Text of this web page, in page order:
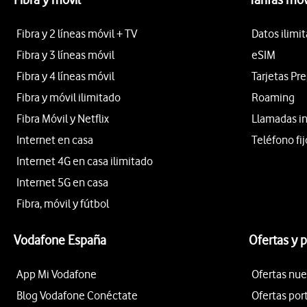
Fibra y 2 líneas móvil + TV
Fibra y 3 líneas móvil
Fibra y 4 líneas móvil
Fibra y móvil ilimitado
Fibra Móvil y Netflix
Internet en casa
Internet 4G en casa ilimitado
Internet 5G en casa
Fibra, móvil y fútbol
Datos
eSIM
Tarjetas
Roaming
Llamadas
Teléfono
Vodafone España
App Mi Vodafone
Blog Vodafone Conéctate
Ofertas y
Ofertas
Ofertas